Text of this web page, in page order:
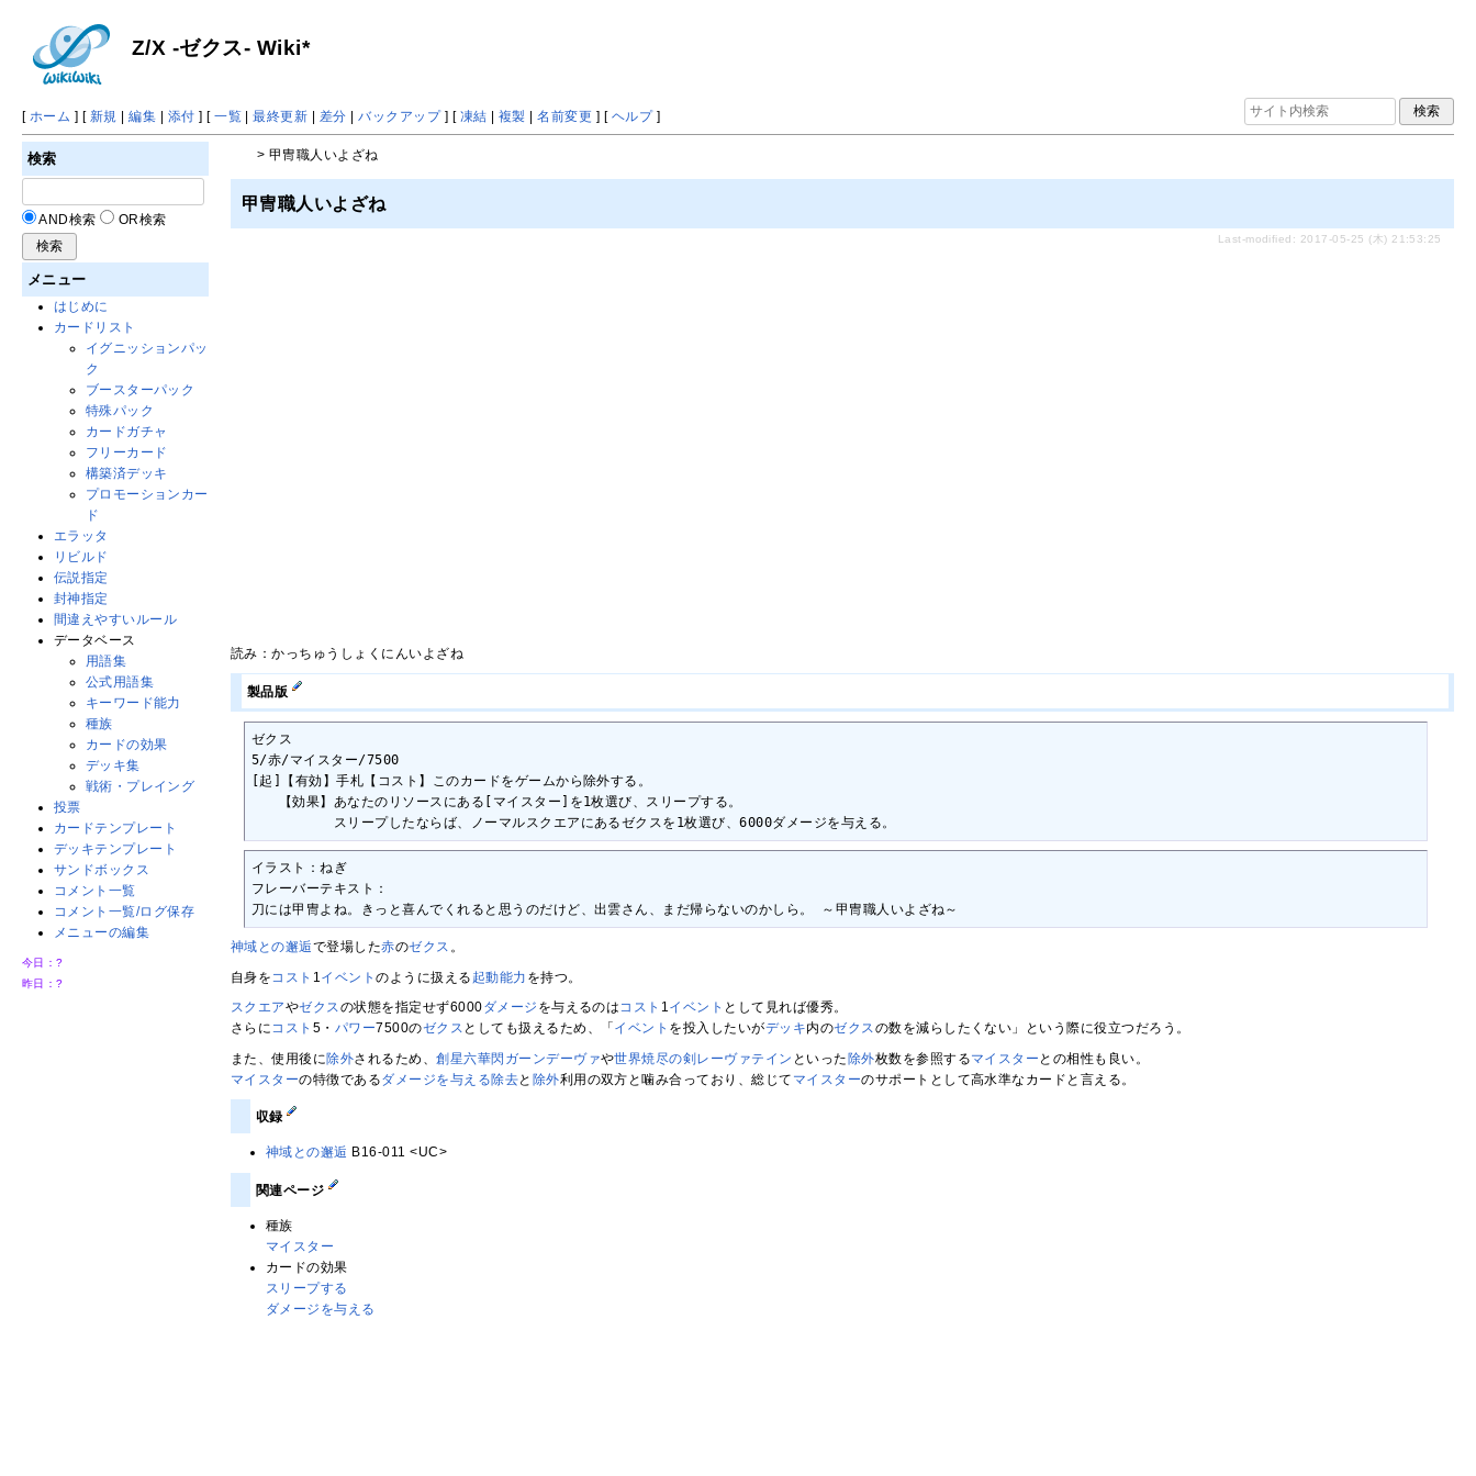
Z/X -ゼクス- Wiki*
[ ホーム ] [ 新規 |編集 | 添付 ] [一覧 |最終更新 | 差分 |バックアップ] [ 凍結 | 複製 |名前変更 ] [ ヘルプ]
> 甲冑職人いよざね
甲冑職人いよざね
Last-modified: 2017-05-25 (木) 21:53:25
読み：かっちゅうしょくにんいよざね
製品版
ゼクス
5/赤/マイスター/7500
[起]【有効】手札【コスト】このカードをゲームから除外する。
【効果】あなたのリソースにある[マイスター]を1枚選び、スリープする。
スリープしたならば、ノーマルスクエアにあるゼクスを1枚選び、6000ダメージを与える。
イラスト：ねぎ
フレーバーテキスト：
刀には甲冑よね。きっと喜んでくれると思うのだけど、出雲さん、まだ帰らないのかしら。 ～甲冑職人いよざね～
神域との邂逅で登場した赤のゼクス 。
自身をコスト 1イベントのように扱える 起動能力 を持つ。
スクエアやゼクスの状態を指定せず6000ダメージ を与えるのはコスト 1イベント として見れば優秀。
さらにコスト 5・ パワー7500のゼクス としても扱えるため、「 イベント を投入したいがデッキ内のゼクスの数を減らしたくない」という際に役立つだろう。
また、使用後に除外されるため、創星六華閃ガーンデーヴァや世界焼尽の剣レーヴァテイン といった除外枚数を参照するマイスター との相性も良い。
マイスターの特徴であるダメージを与える除去と 除外利用の双方と噛み合っており、総じて マイスターのサポートとして高水準なカードと言える。
収録
神域との邂逅 B16-011 <UC>
関連ページ
種族
マイスター
カードの効果
スリープする
ダメージを与える
検索
AND検索 OR検索
メニュー
はじめに
カードリスト
イグニッションパッ
ク
ブースターパック
特殊パック
カードガチャ
フリーカード
構築済デッキ
プロモーションカー
ド
エラッタ
リビルド
伝説指定
封神指定
間違えやすいルール
データベース
用語集
公式用語集
キーワード能力
種族
カードの効果
デッキ集
戦術・プレイング
投票
カードテンプレート
デッキテンプレート
サンドボックス
コメント一覧
コメント一覧/ログ保存
メニューの編集
今日：?
昨日：?